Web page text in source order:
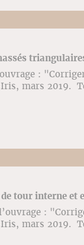
:
mars 2019.
tour interne et
:
mars 2019.